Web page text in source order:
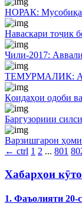
НОРАК:
Наваскари тоҷик
Чили-2017:
ТЕМУРМАЛИК:
Қоидаҳои одоби
Баргузориии
Варзишгарон
← ctrl 1 2 ... 801
Хабарҳои
1. Фаъолияти 20-